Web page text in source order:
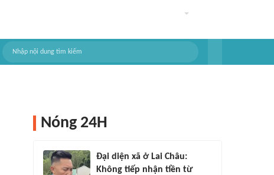
Nóng 24H
Đại diện xã ở Lai Châu:
Không tiếp nhận tiền từ